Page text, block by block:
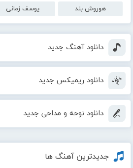
هوروش بند
یوسف زمانی
دانلود آهنگ جدید
دانلود ریمیکس جدید
دانلود نوحه و مداحی جدید
جدیدترین آهنگ ها